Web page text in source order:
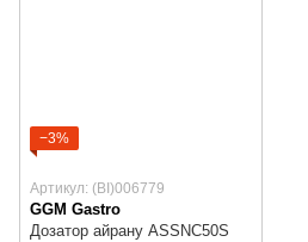
−3%
Артикул: (BI)006779
GGM Gastro
Дозатор айрану ASSNC50S